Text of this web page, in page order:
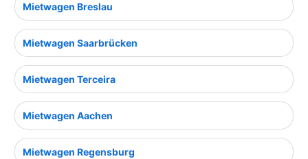
Mietwagen Breslau
Mietwagen Saarbrücken
Mietwagen Terceira
Mietwagen Aachen
Mietwagen Regensburg